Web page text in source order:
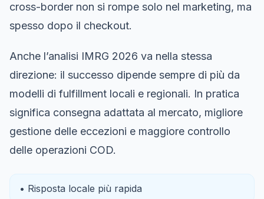
cross-border non si rompe solo nel marketing, ma
spesso dopo il checkout.
Anche l’analisi IMRG 2026 va nella stessa
direzione: il successo dipende sempre di più da
modelli di fulfillment locali e regionali. In pratica
significa consegna adattata al mercato, migliore
gestione delle eccezioni e maggiore controllo
delle operazioni COD.
• Risposta locale più rapida